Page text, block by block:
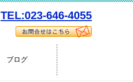
TEL:023-646-4055
ブログ